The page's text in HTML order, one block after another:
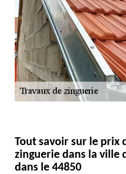
Tout savoir sur le prix
zinguerie dans la ville
dans le 44850